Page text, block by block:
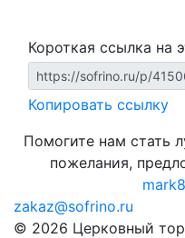
Короткая ссылка на
Копировать ссылку
Помогите нам стать
пожелания,
zakaz@sofrino.ru
© 2026 Церковный